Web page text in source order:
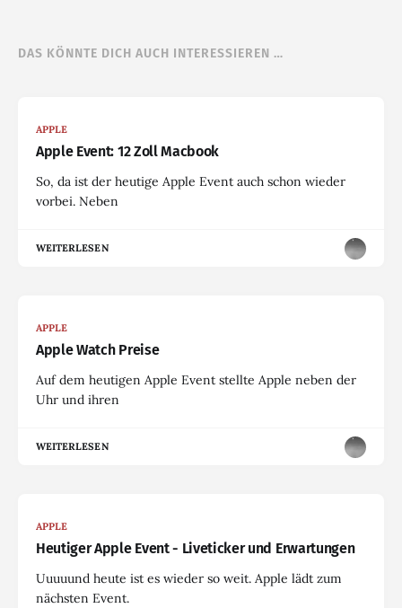
DAS KÖNNTE DICH AUCH INTERESSIEREN …
APPLE
Apple Event: 12 Zoll Macbook
So, da ist der heutige Apple Event auch schon wieder
vorbei. Neben
WEITERLESEN
APPLE
Apple Watch Preise
Auf dem heutigen Apple Event stellte Apple neben der
Uhr und ihren
WEITERLESEN
APPLE
Heutiger Apple Event - Liveticker und Erwartungen
Uuuuund heute ist es wieder so weit. Apple lädt zum
nächsten Event.